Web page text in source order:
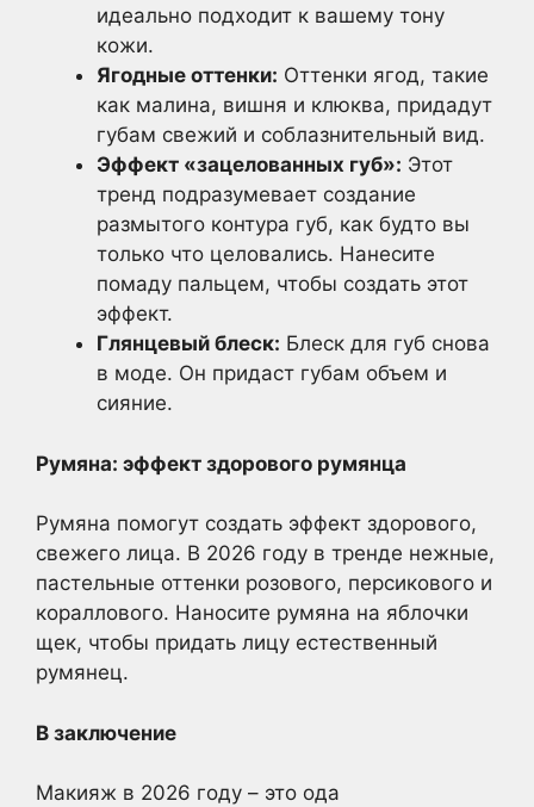
идеально подходит к вашему тону
кожи.
Ягодные оттенки: Оттенки ягод, такие
как малина, вишня и клюква, придадут
губам свежий и соблазнительный вид.
Эффект «зацелованных губ»: Этот
тренд подразумевает создание
размытого контура губ, как будто вы
только что целовались. Нанесите
помаду пальцем, чтобы создать этот
эффект.
Глянцевый блеск: Блеск для губ снова
в моде. Он придаст губам объем и
сияние.
Румяна: эффект здорового румянца
Румяна помогут создать эффект здорового,
свежего лица. В 2026 году в тренде нежные,
пастельные оттенки розового, персикового и
кораллового. Наносите румяна на яблочки
щек, чтобы придать лицу естественный
румянец.
В заключение
Макияж в 2026 году – это ода